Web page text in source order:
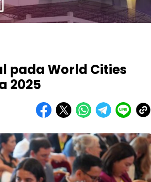
pada World Cities
2025